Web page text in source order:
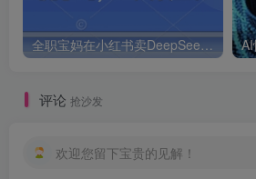
全职宝妈在小红书卖DeepSeek提示词，一天收益1k
评论 抢沙发
欢迎您留下宝贵的见解！